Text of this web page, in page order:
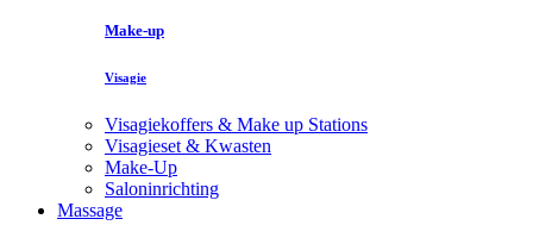
Make-up
Visagie
Visagiekoffers & Make up Stations
Visagieset & Kwasten
Make-Up
Saloninrichting
Massage